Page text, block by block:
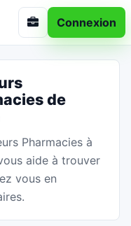
Connexion
de
Pharmacies à
aide à trouver
vous en